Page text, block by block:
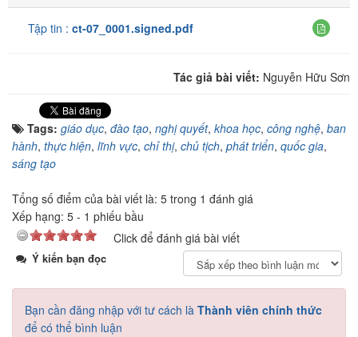
Tập tin : ct-07_0001.signed.pdf
Tác giả bài viết: Nguyễn Hữu Sơn
Tags: giáo dục, đào tạo, nghị quyết, khoa học, công nghệ, ban
hành, thực hiện, lĩnh vực, chỉ thị, chủ tịch, phát triển, quốc gia,
sáng tạo
Tổng số điểm của bài viết là: 5 trong 1 đánh giá
Xếp hạng: 5 - 1 phiếu bầu
Click để đánh giá bài viết
Ý kiến bạn đọc
Bạn cần đăng nhập với tư cách là Thành viên chính thức
để có thể bình luận